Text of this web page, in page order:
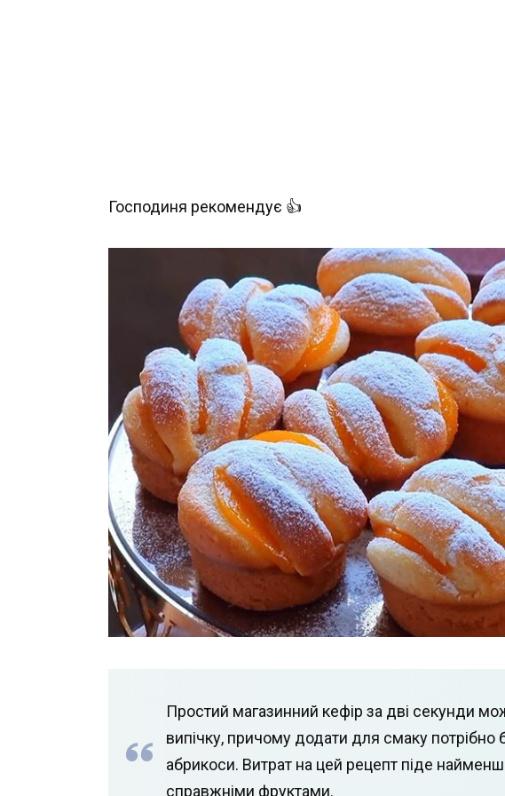
Господиня рекомендує 👍
Простий магазинний кефір за дві секунди
випічку, причому додати для смаку потрібно
абрикоси. Витрат на цей рецепт піде
справжніми фруктами.